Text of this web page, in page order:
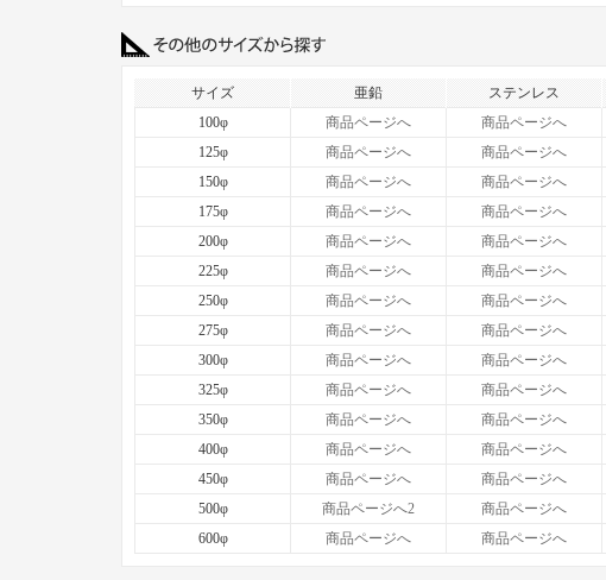
サイズ 亜鉛 ステンレス
100φ
商品ページへ 商品ページへ
125φ
商品ページへ 商品ページへ
150φ
商品ページへ 商品ページへ
175φ
商品ページへ 商品ページへ
200φ
商品ページへ 商品ページへ
225φ
商品ページへ 商品ページへ
250φ
商品ページへ 商品ページへ
275φ
商品ページへ 商品ページへ
300φ
商品ページへ 商品ページへ
325φ
商品ページへ 商品ページへ
350φ
商品ページへ 商品ページへ
400φ
商品ページへ 商品ページへ
450φ
商品ページへ 商品ページへ
500φ
商品ページへ2 商品ページへ
600φ
商品ページへ 商品ページへ